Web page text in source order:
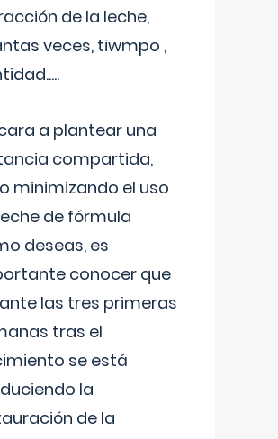
de la leche,
veces, tiwmpo ,
a plantear una
compartida,
minimizando el uso
de fórmula
deseas, es
conocer que
las tres primeras
tras el
se está
la
de la